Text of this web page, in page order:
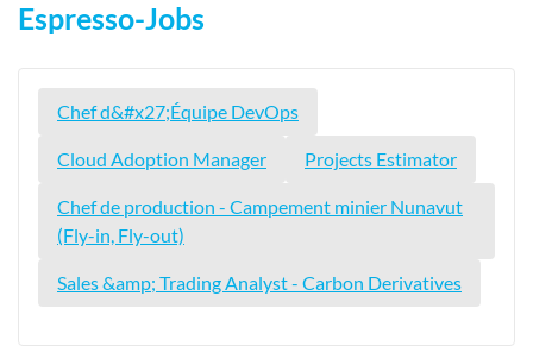
Espresso-Jobs
Chef d&#x27;Équipe DevOps
Cloud Adoption Manager Projects Estimator
Chef de production - Campement minier Nunavut
(Fly-in, Fly-out)
Sales &amp; Trading Analyst - Carbon Derivatives